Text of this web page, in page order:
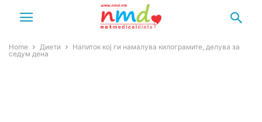
Home Диети
Напиток кој ги намалува килограмите, делува за
седум дена